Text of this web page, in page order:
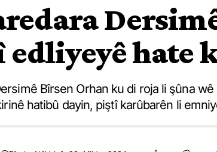
edliyeyê hate
Bîrsen Orhan ku di roja li şûna
hatibû dayin, piştî karûbarên li